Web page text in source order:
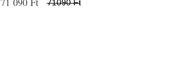
71090 Ft